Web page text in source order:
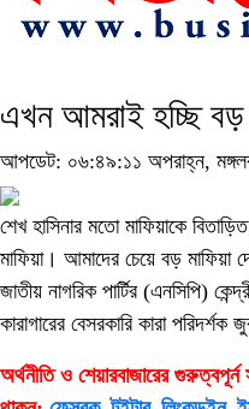
এখন আমরাই হচ্ছি বড়
আপডেট: ০৬:৪৯:১১ অপরাহ্ন,
শেখ হাসিনার মতো মাফিয়াকে
মাফিয়া। আমাদের চেয়ে বড়
জাতীয় নাগরিক পার্টির (এনসিপি)
কারাগারের বেসরকারি কারা
অর্থনীতি ও শেয়ারবাজারের